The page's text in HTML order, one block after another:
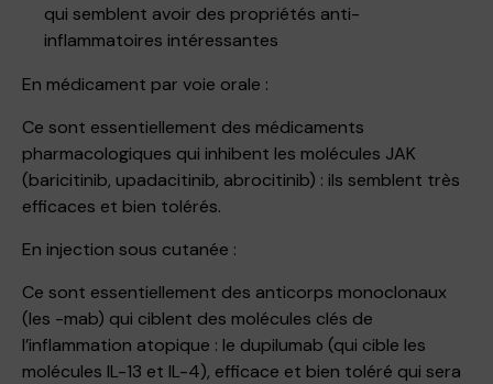
qui semblent avoir des propriétés anti-
inflammatoires intéressantes
En médicament par voie orale :
Ce sont essentiellement des médicaments
pharmacologiques qui inhibent les molécules JAK
(baricitinib, upadacitinib, abrocitinib) : ils semblent très
efficaces et bien tolérés.
En injection sous cutanée :
Ce sont essentiellement des anticorps monoclonaux
(les -mab) qui ciblent des molécules clés de
l’inflammation atopique : le dupilumab (qui cible les
molécules IL-13 et IL-4), efficace et bien toléré qui sera